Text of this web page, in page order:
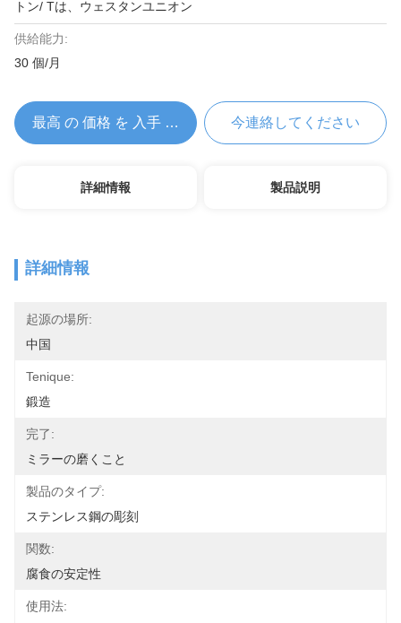
トン/ Tは、ウェスタンユニオン
供給能力:
30 個/月
最高 の 価格 を 入手 する 今連絡してください
詳細情報 製品説明
詳細情報
起源の場所:
中国
Tenique:
鍛造
完了:
ミラーの磨くこと
製品のタイプ:
ステンレス鋼の彫刻
関数:
腐食の安定性
使用法: